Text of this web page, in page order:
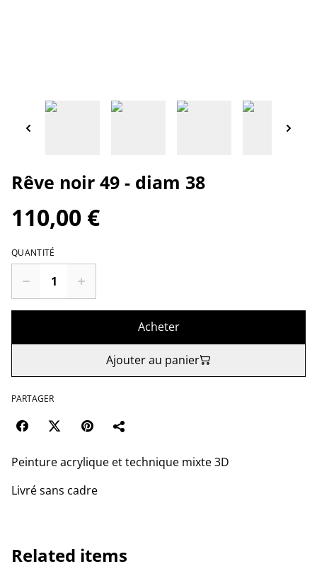
Rêve noir 49 - diam 38
110,00 €
QUANTITÉ
Acheter
Ajouter au panier
PARTAGER
Peinture acrylique et technique mixte 3D
Livré sans cadre
Related items